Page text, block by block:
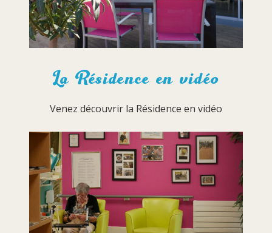
La Résidence en vidéo
Venez découvrir la Résidence en vidéo